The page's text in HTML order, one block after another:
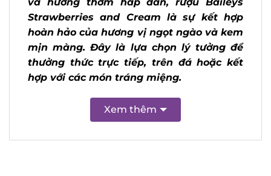
Strawberries and Cream là sự kết hợp
hoàn hảo của hương vị ngọt ngào và
kem mịn màng. Đây là lựa chọn lý
tưởng để thưởng thức trực tiếp, trên đá
hoặc kết hợp với các món tráng miệng.
Xem thêm
X